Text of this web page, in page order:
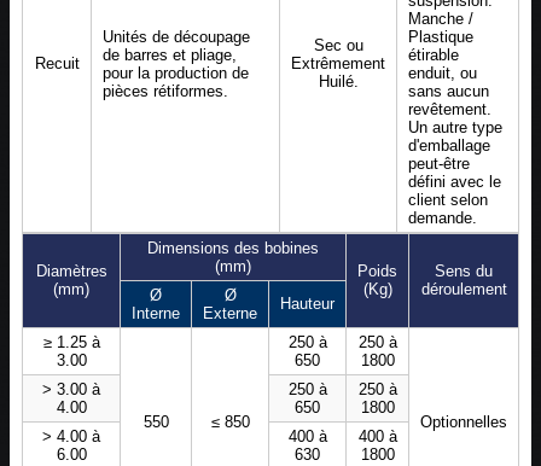
Recuit
Unités de découpage
de barres et pliage,
pour la production de
pièces rétiformes.
Sec ou
Extrêmement
Huilé.
Manche /
Plastique
étirable
enduit, ou
sans aucun
revêtement.
Un autre type
d'emballage
peut-être
défini avec le
client selon
demande.
Diamètres
(mm)
Dimensions des bobines
(mm)
Poids
(Kg)
Sens du
déroulement
Ø
Interne
Ø
Externe
Hauteur
≥ 1.25 à
3.00
550 ≤ 850
250 à
650
250 à
1800
Optionnelles
> 3.00 à
4.00
250 à
650
250 à
1800
> 4.00 à
6.00
400 à
630
400 à
1800